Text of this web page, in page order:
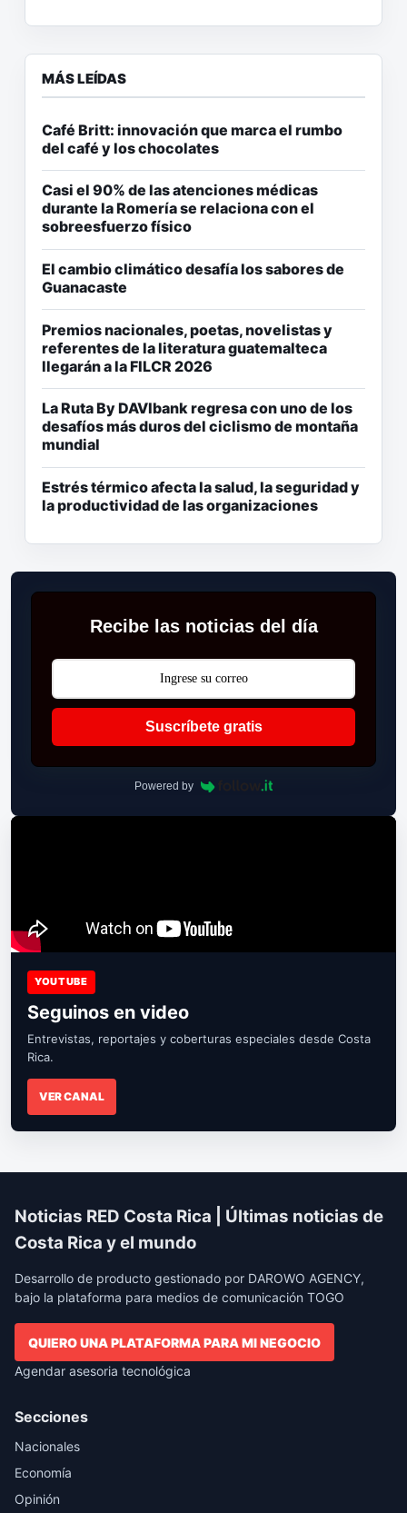
MÁS LEÍDAS
Café Britt: innovación que marca el rumbo
del café y los chocolates
Casi el 90% de las atenciones médicas
durante la Romería se relaciona con el
sobreesfuerzo físico
El cambio climático desafía los sabores de
Guanacaste
Premios nacionales, poetas, novelistas y
referentes de la literatura guatemalteca
llegarán a la FILCR 2026
La Ruta By DAVIbank regresa con uno de los
desafíos más duros del ciclismo de montaña
mundial
Estrés térmico afecta la salud, la seguridad y
la productividad de las organizaciones
Recibe las noticias del día
Suscríbete gratis
Powered by
YOUTUBE
Seguinos en video
Entrevistas, reportajes y coberturas especiales desde Costa
Rica.
VER CANAL
Noticias RED Costa Rica | Últimas noticias de
Costa Rica y el mundo
Desarrollo de producto gestionado por DAROWO AGENCY,
bajo la plataforma para medios de comunicación TOGO
QUIERO UNA PLATAFORMA PARA MI NEGOCIO
Agendar asesoria tecnológica
Secciones
Nacionales
Economía
Opinión